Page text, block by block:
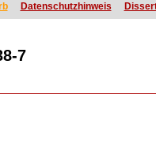
Datenschutzhinweis
7